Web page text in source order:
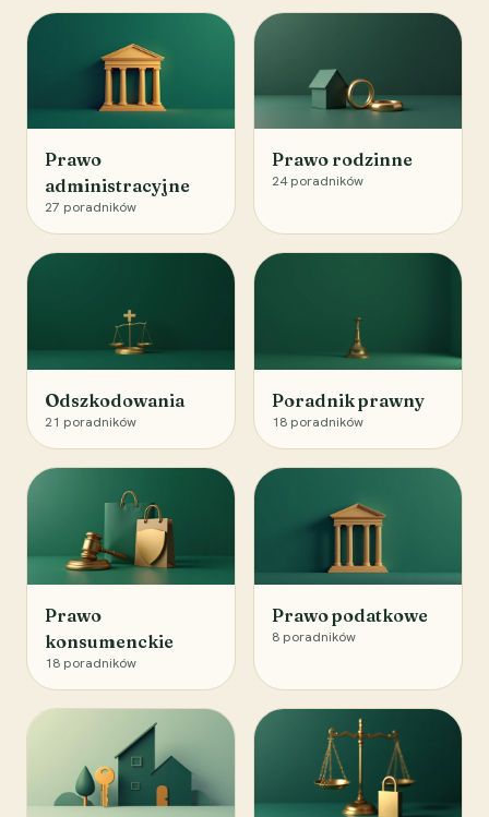
Prawo
administracyjne
27 poradników
Prawo rodzinne
24 poradników
Odszkodowania
21 poradników
Poradnik prawny
18 poradników
Prawo
konsumenckie
18 poradników
Prawo podatkowe
8 poradników